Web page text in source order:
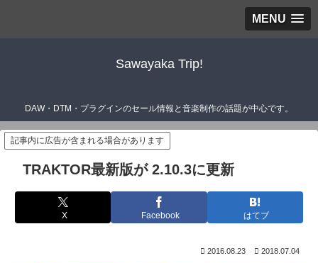
MENU
Sawayaka Trip!
DAW・DTM・プラグインのセール情報と音楽制作の話題が中心です。
記事内に広告が含まれる場合があります
TRAKTOR最新版が 2.10.3に更新
X Facebook はてブ
2016.08.23 2018.07.04